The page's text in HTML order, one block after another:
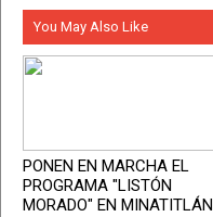
You May Also Like
PONEN EN MARCHA EL
PROGRAMA "LISTÓN
MORADO" EN MINATITLÁN